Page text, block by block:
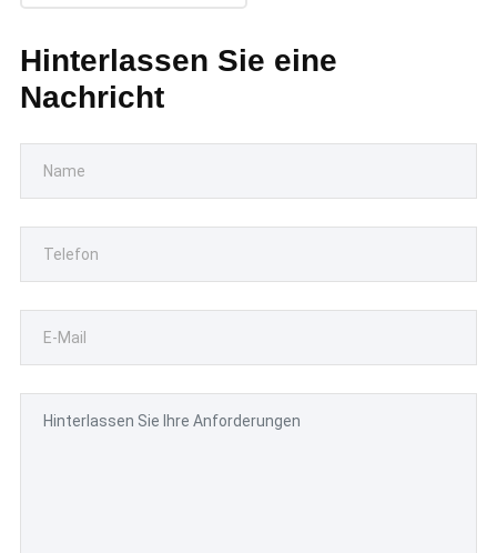
Hinterlassen Sie eine
Nachricht